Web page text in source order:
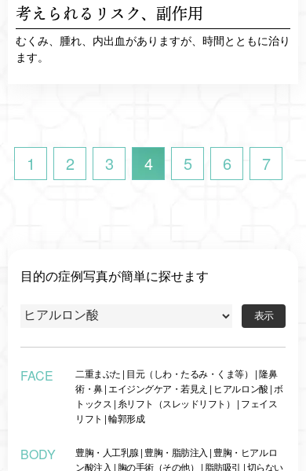
考えられるリスク、 副作用
むくみ、腫れ、内出血がありますが、時間とともに治り
ます。
1 2 3 4 5 6 7
目的の症例写真が簡単に探せます
FACE 二重まぶた | 目元（しわ・たるみ・くま等） |隆鼻
術・鼻| エイジングケア・若見え | ヒアルロン酸 | ボ
トックス | 糸リフト（スレッドリフト） | フェイス
リフト |輪郭形成
BODY 豊胸・人工乳腺 | 豊胸・脂肪注入 | 豊胸・ヒアルロ
ン酸注入 | 胸の手術（その他） | 脂肪吸引 |切らない